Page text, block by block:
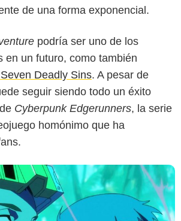
de una forma exponencial.
podría ser uno de los
en un futuro, como también
Deadly Sins. A pesar de
seguir siendo todo un éxito
Cyberpunk Edgerunners, la serie
homónimo que ha